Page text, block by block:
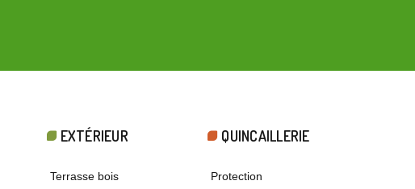
EXTÉRIEUR
Terrasse bois
QUINCAILLERIE
Protection